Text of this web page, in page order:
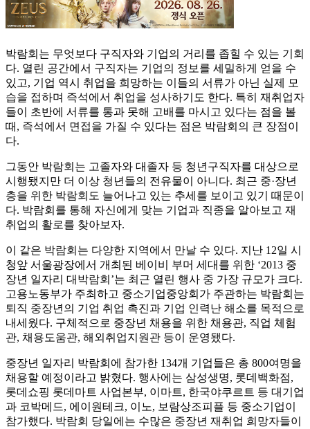
박람회는 무엇보다 구직자와 기업의 거리를 좁힐 수 있는 기회
다. 열린 공간에서 구직자는 기업의 정보를 세밀하게 얻을 수
있고, 기업 역시 취업을 희망하는 이들의 서류가 아닌 실제 모
습을 접하며 즉석에서 취업을 성사하기도 한다. 특히 재취업자
들이 초반에 서류를 통과 못해 고배를 마시고 있다는 점을 볼
때, 즉석에서 면접을 가질 수 있다는 점은 박람회의 큰 장점이
다.
그동안 박람회는 고졸자와 대졸자 등 청년구직자를 대상으로
시행됐지만 더 이상 청년들의 전유물이 아니다. 최근 중·장년
층을 위한 박람회도 늘어나고 있는 추세를 보이고 있기 때문이
다. 박람회를 통해 자신에게 맞는 기업과 직종을 알아보고 재
취업의 활로를 찾아보자.
이 같은 박람회는 다양한 지역에서 만날 수 있다. 지난 12일 시
청앞 서울광장에서 개최된 베이비 부머 세대를 위한 ‘2013 중
장년 일자리 대박람회’는 최근 열린 행사 중 가장 규모가 크다.
고용노동부가 주최하고 중소기업중앙회가 주관하는 박람회는
퇴직 중장년의 기업 취업 촉진과 기업 인력난 해소를 목적으로
내세웠다. 구체적으로 중장년 채용을 위한 채용관, 직업 체험
관, 채용도움관, 해외취업지원관 등이 운영됐다.
중장년 일자리 박람회에 참가한 134개 기업들은 총 800여명을
채용할 예정이라고 밝혔다. 행사에는 삼성생명, 롯데백화점,
롯데쇼핑 롯데마트 사업본부, 이마트, 한국야쿠르트 등 대기업
과 코박메드, 에이원테크, 이노, 보람상조피플 등 중소기업이
참가했다. 박람회 당일에는 수많은 중장년 재취업 희망자들이